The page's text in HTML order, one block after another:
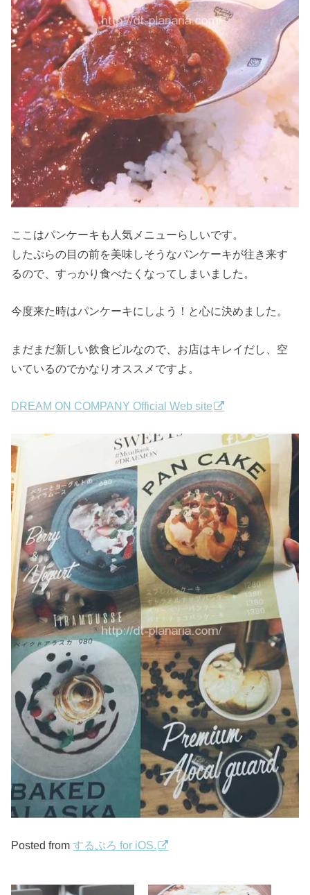
ここはパンケーキも人気メニューらしいです。
したぷらの目の前を美味しそうなパンケーキが往き来す
るので、すっかり食べたくなってしまいました。
今度来た時はパンケーキにしよう！と心に決めました。
まだまだ新しい飲食ビルなので、お店はキレイだし、空
いているのでかなりオススメですよ。
DREAM ON COMPANY Official Web site
Posted fromするぷろ for iOS.